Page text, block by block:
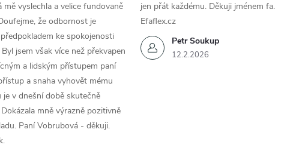
mě vyslechla a velice fundovaně
že odbornost je
ke spokojenosti
jsem však více než překvapen
a lidským přístupem paní
a snaha vyhovět mému
je v dnešní době skutečně
mně výrazně pozitivně
Paní Vobrubová - děkuji.
Petr Soukup
12.2.2026
jen přát každému. Děkuji jménem fa.
Efaflex.cz